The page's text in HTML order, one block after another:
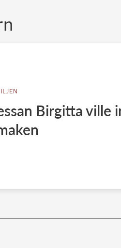
Birgitta ville